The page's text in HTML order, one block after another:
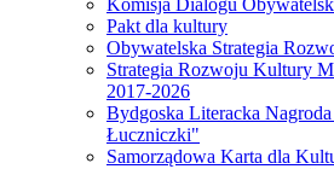
Komisja Dialogu
Pakt dla kultury
Obywatelska Strategia
Strategia Rozwoju Kultury
2017-2026
Bydgoska Literacka Nagroda
Łuczniczki"
Samorządowa Karta dla